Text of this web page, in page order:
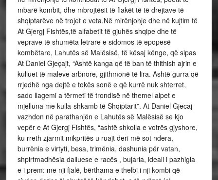
mbarë kombit, dhe mbrojtësit të flakët të të drejtave të
shqiptarëve në trojet e veta.Në mirënjohje dhe në kujtim të
At Gjergj Fishtës,të alfabetit të gjuhës shqipe dhe të
veprave të shumëta letrare e sidomos të epopesë
kombëtare, Lahutës së Malësisë, të kësaj kënge, që sipas
At Daniel Gjeçajt, “Ashtë kanga që të ban të thithish ajrin e
kulluet të maleve arbnore, gjithmonë të lira. Ashtë gurra që
rrjedhë nga dejtë e tokës sonë e që kurrë nuk shterret,
sado llagemi a tërmeti të trondisë në themel alpet e
mjelluna me kulla-shkamb të Shqiptarit”. At Daniel Gjecaj
vazhdon në parathanjën e Lahutës së Malësisë se kjo
vepër e At Gjergj Fishtës, “ashtë shkolla e votrës gjyshore,
ku rreth zjarmit mikpritës u ruajt deri më sot ndera,
burrënia e virtyti, besa, trimënia, dashunia për vatan,
shpirtmadhësia dalluese e racës , bujaria, ideali i pazhigla
e i prem: me nji fjalë, bërthama e thelbi i nji kombi që